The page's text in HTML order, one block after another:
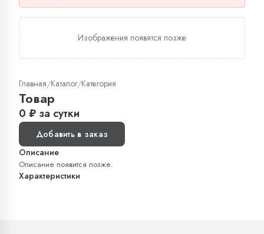
Изображения появятся позже
Главная/Каталог/Категория
Товар
0 ₽ за сутки
Добавить в заказ
Описание
Описание появится позже.
Характеристики